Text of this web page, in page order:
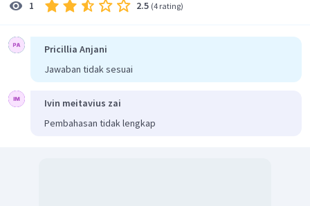
Rumus bangun
sebagai berikut:
Jadi, jawaban yang benar adalah
1 2.5 (4 rating)
Pricillia Anjani
Jawaban tidak sesuai
Ivin meitavius zai
Pembahasan tidak lengkap